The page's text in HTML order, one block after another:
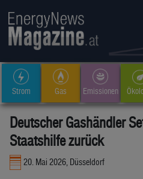
Strom Gas Emissionen
Deutscher Gashändler
Staatshilfe zurück
20. Mai 2026, Düsseldorf